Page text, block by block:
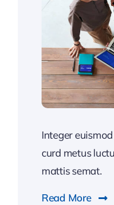
Integer
curd metus
mattis semat.
Read More